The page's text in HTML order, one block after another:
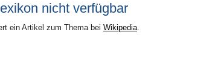
nicht verfügbar
ein Artikel zum Thema bei Wikipedia.